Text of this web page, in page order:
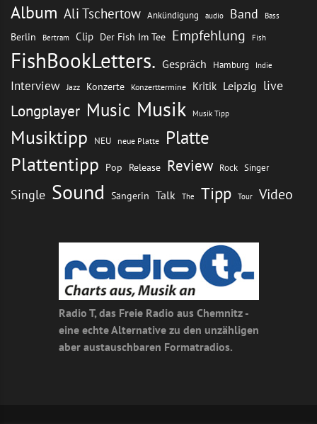
Album Ali Tschertow Ankündigung audio Band Bass
Berlin Bertram Clip Der Fish Im Tee Empfehlung Fish
FishBookLetters. Gespräch Hamburg Indie
Interview Jazz Konzerte Konzerttermine Kritik Leipzig live
Longplayer Music Musik Musik Tipp
Musiktipp NEU neue Platte Platte
Plattentipp Pop Release Review Rock Singer
Single Sound Sängerin Talk The Tipp Tour Video
Radio T, das Freie Radio aus Chemnitz -
eine echte Alternative zu den unzähligen
aber austauschbaren Formatradios.